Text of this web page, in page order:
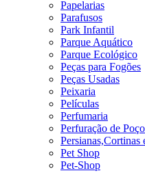
Papelarias
Parafusos
Park Infantil
Parque Aquático
Parque Ecológico
Peças para Fogões
Peças Usadas
Peixaria
Películas
Perfumaria
Perfuração de
Persianas,Cortinas
Pet Shop
Pet-Shop